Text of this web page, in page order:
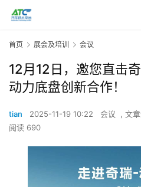
首页 展会及培训 会议
12月12日，邀您直击
动力底盘创新合作！
tian 2025-11-19 10:22 会议 , 文
阅读 690